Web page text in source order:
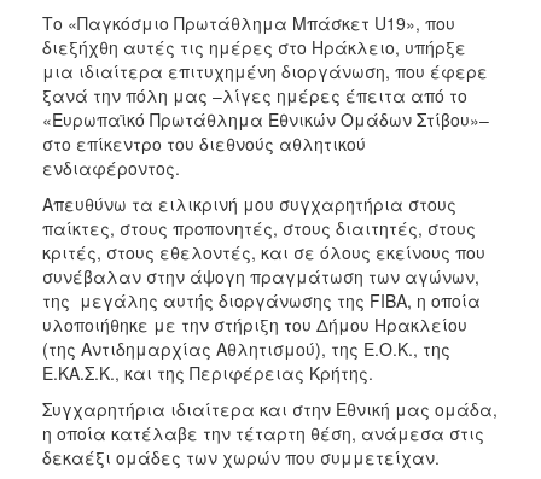
ΤΟΠΟΣ
ΠΟΛΙΤΙΣΜΟΣ
ΑΝΘΕΚΤΙΚΗ
ΠΟΛΗ
Το «Παγκόσμιο Πρωτάθλημα Μπάσκετ U19», που
διεξήχθη αυτές τις ημέρες στο Ηράκλειο, υπήρξε
μια ιδιαίτερα επιτυχημένη διοργάνωση, που έφερε
ξανά την πόλη μας –λίγες ημέρες έπειτα από το
«Ευρωπαϊκό Πρωτάθλημα Εθνικών Ομάδων Στίβου»–
στο επίκεντρο του διεθνούς αθλητικού
ενδιαφέροντος.
Απευθύνω τα ειλικρινή μου συγχαρητήρια στους
παίκτες, στους προπονητές, στους διαιτητές, στους
κριτές, στους εθελοντές, και σε όλους εκείνους που
συνέβαλαν στην άψογη πραγμάτωση των αγώνων,
της μεγάλης αυτής διοργάνωσης της FIBA, η οποία
υλοποιήθηκε με την στήριξη του Δήμου Ηρακλείου
(της Αντιδημαρχίας Αθλητισμού), της Ε.Ο.Κ., της
Ε.ΚΑ.Σ.Κ., και της Περιφέρειας Κρήτης.
Συγχαρητήρια ιδιαίτερα και στην Εθνική μας ομάδα,
η οποία κατέλαβε την τέταρτη θέση, ανάμεσα στις
δεκαέξι ομάδες των χωρών που συμμετείχαν.